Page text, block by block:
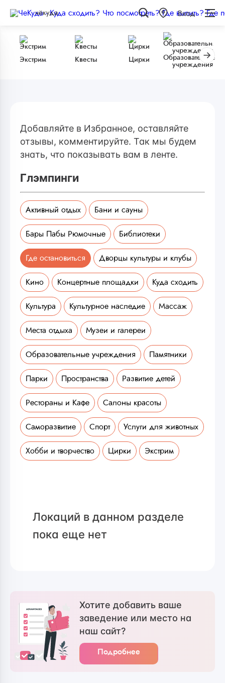
чёкуда Вход
Экстрим Квесты Цирки
Образовательные
учреждения
Добавляйте в Избранное, оставляйте
отзывы, комментируйте. Так мы будем
знать, что показывать вам в ленте.
Глэмпинги
Активный отдых Бани и сауны
Бары Пабы Рюмочные Библиотеки
Где остановиться Дворцы культуры и клубы
Кино Концертные площадки Куда сходить
Культура Культурное наследие Массаж
Места отдыха Музеи и галереи
Образовательные учреждения Памятники
Парки Пространства Развитие детей
Рестораны и Кафе Салоны красоты
Саморазвитие Спорт Услуги для животных
Хобби и творчество Цирки Экстрим
Локаций в данном разделе
пока еще нет
Хотите добавить ваше
заведение или место на
наш сайт?
Подробнее